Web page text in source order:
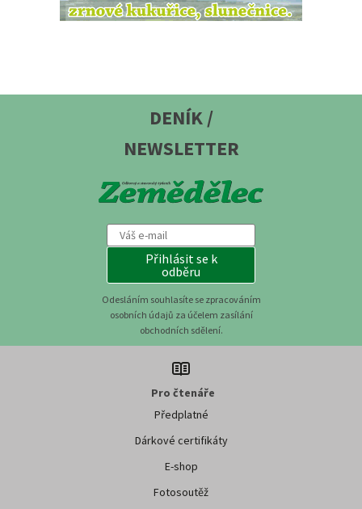
DENÍK /
NEWSLETTER
Přihlásit se k
odběru
Odesláním souhlasíte se zpracováním
osobních údajů za účelem zasílání
obchodních sdělení.
Pro čtenáře
Předplatné
Dárkové certifikáty
E-shop
Fotosoutěž